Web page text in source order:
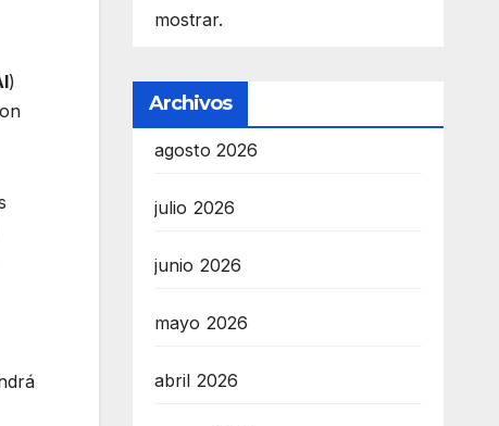
)
mostrar.
Archivos
agosto 2026
julio 2026
junio 2026
mayo 2026
abril 2026